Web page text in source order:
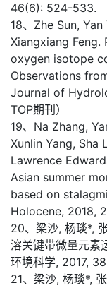
46(6): 524-533.
18、Zhe Sun,
Xiangxiang
oxygen isotope
Observations
Journal of
TOP期刊）
19、Na Zhang,
Xunlin Yang, Sha
Lawrence
Asian summer
based on
Holocene, 2018,
20、梁沙, 杨琰*,
溶关键带微量元素
环境科学, 2017,
21、梁沙, 杨琰*,